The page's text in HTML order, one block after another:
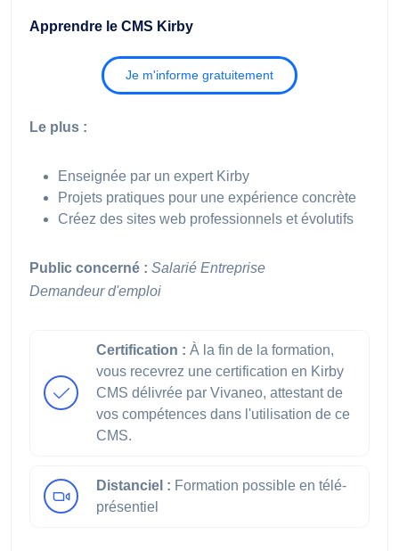
Apprendre le CMS Kirby
Je m'informe gratuitement
Le plus :
Enseignée par un expert Kirby
Projets pratiques pour une expérience concrète
Créez des sites web professionnels et évolutifs
Public concerné : Salarié Entreprise
Demandeur d'emploi
Certification : À la fin de la formation,
vous recevrez une certification en Kirby
CMS délivrée par Vivaneo, attestant de
vos compétences dans l'utilisation de ce
CMS.
Distanciel : Formation possible en télé-
présentiel